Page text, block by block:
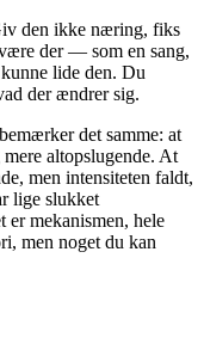
den ikke næring, fiks
der — som en sang,
lide den. Du
der ændrer sig.
det samme: at
altopslugende. At
men intensiteten faldt,
lige slukket
er mekanismen, hele
men noget du kan